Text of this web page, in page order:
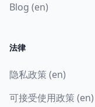
Blog (en)
法律
隐私政策 (en)
可接受使用政策 (en)